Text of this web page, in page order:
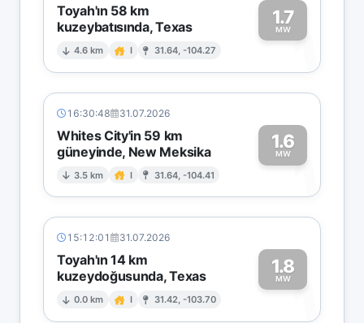
Toyah'ın 58 km
kuzeybatısında, Texas
4.6 km I 31.64, -104.27
1.7
MW1
16:30:48 31.07.2026
Whites City'in 59 km
güneyinde, New Meksika
3.5 km I 31.64, -104.41
1.6
MW1
15:12:01 31.07.2026
Toyah'ın 14 km
kuzeydoğusunda, Texas
0.0 km I 31.42, -103.70
1.8
MW1